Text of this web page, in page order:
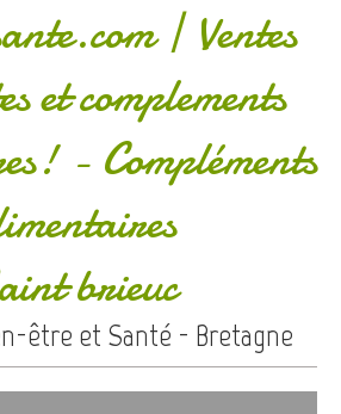
| Ventes
et complements
- Compléments
brieuc
être et Santé - Bretagne